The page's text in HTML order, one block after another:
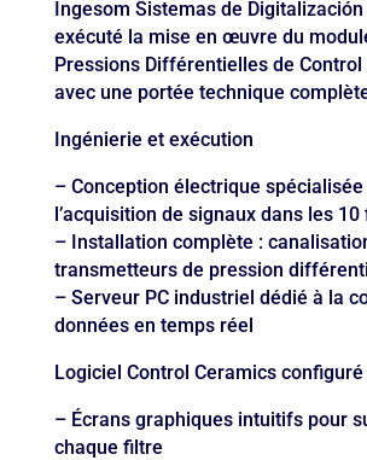
Ingesom Sistemas de
exécuté la mise en œuvre du
Pressions Différentielles de Control
avec une portée technique
Ingénierie et exécution
– Conception électrique
l’acquisition de signaux dans les
– Installation complète :
transmetteurs de pression
– Serveur PC industriel dédié à la
données en temps réel
Logiciel Control Ceramics configuré
– Écrans graphiques intuitifs pour
chaque filtre